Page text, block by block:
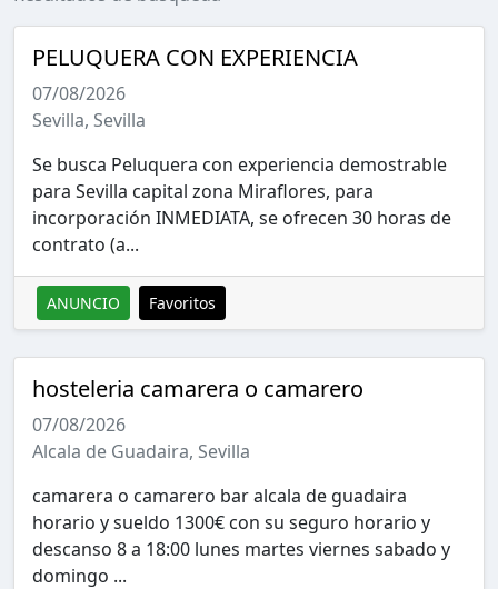
PELUQUERA CON EXPERIENCIA
07/08/2026
Sevilla, Sevilla
Se busca Peluquera con experiencia demostrable
para Sevilla capital zona Miraflores, para
incorporación INMEDIATA, se ofrecen 30 horas de
contrato (a...
ANUNCIO Favoritos
hosteleria camarera o camarero
07/08/2026
Alcala de Guadaira, Sevilla
camarera o camarero bar alcala de guadaira
horario y sueldo 1300€ con su seguro horario y
descanso 8 a 18:00 lunes martes viernes sabado y
domingo ...